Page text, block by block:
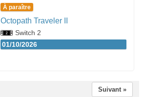
À paraître
Octopath Traveler II
Switch 2
01/10/2026
Suivant »